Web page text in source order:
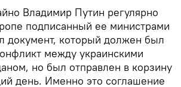
Владимир Путин регулярно
подписанный ее министрами
документ, который должен был
между украинскими
но был отправлен в корзину
день. Именно это соглашение